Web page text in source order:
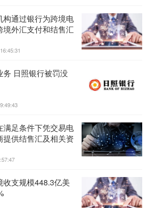
构通过银行为跨境电
外汇支付和结售汇
日照银行被罚没
满足条件下凭交易电
供结售汇及相关资
支规模448.3亿美